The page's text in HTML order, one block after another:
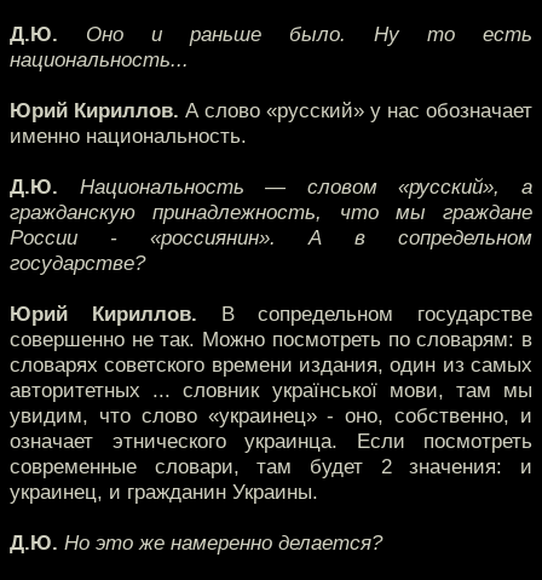
Д.Ю. Оно и раньше было. Ну то есть
национальность...
Юрий Кириллов. А слово «русский» у нас обозначает
именно национальность.
Д.Ю. Национальность — словом «русский», а
гражданскую принадлежность, что мы граждане
России - «россиянин». А в сопредельном
государстве?
Юрий Кириллов. В сопредельном государстве
совершенно не так. Можно посмотреть по словарям: в
словарях советского времени издания, один из самых
авторитетных ... словник української мови, там мы
увидим, что слово «украинец» - оно, собственно, и
означает этнического украинца. Если посмотреть
современные словари, там будет 2 значения: и
украинец, и гражданин Украины.
Д.Ю. Но это же намеренно делается?